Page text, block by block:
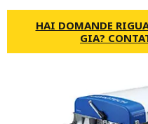
HAI DOMANDE
GIA?